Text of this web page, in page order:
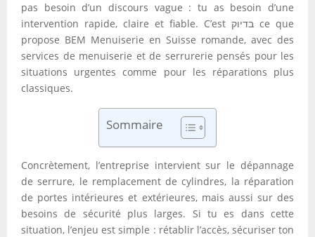
pas besoin d’un discours vague : tu as besoin d’une
intervention rapide, claire et fiable. C’est בדיוק ce que
propose BEM Menuiserie en Suisse romande, avec des
services de menuiserie et de serrurerie pensés pour les
situations urgentes comme pour les réparations plus
classiques.
Sommaire
Concrètement, l’entreprise intervient sur le dépannage
de serrure, le remplacement de cylindres, la réparation
de portes intérieures et extérieures, mais aussi sur des
besoins de sécurité plus larges. Si tu es dans cette
situation, l’enjeu est simple : rétablir l’accès, sécuriser ton